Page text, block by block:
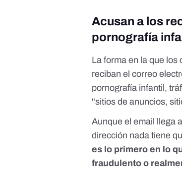
Acusan a los
pornografía
La forma en la que
reciban el correo
pornografía infantil,
"sitios de anuncios,
Aunque el email llega
dirección nada tiene
es lo primero en lo
fraudulento o